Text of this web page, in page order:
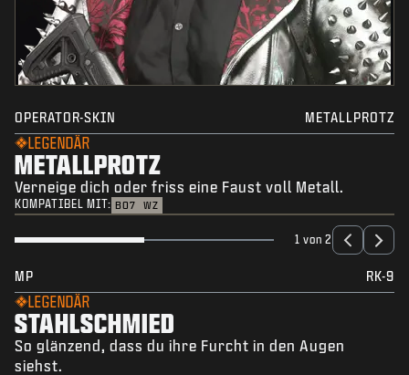
OPERATOR-SKIN METALLPROTZ
LEGENDÄR
METALLPROTZ
Verneige dich oder friss eine Faust voll Metall.
KOMPATIBEL MIT: BO7 WZ
1 von 2
MP RK-9
LEGENDÄR
STAHLSCHMIED
So glänzend, dass du ihre Furcht in den Augen
siehst.